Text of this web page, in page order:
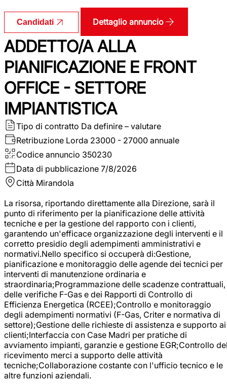
Candidati Dettaglio annuncio
ADDETTO/A ALLA
PIANIFICAZIONE E FRONT
OFFICE - SETTORE
IMPIANTISTICA
Tipo di contratto Da definire – valutare
Retribuzione Lorda 23000 - 27000 annuale
Codice annuncio 350230
Data di pubblicazione 7/8/2026
Città Mirandola
La risorsa, riportando direttamente alla Direzione, sarà il
punto di riferimento per la pianificazione delle attività
tecniche e per la gestione del rapporto con i clienti,
garantendo un'efficace organizzazione degli interventi e il
corretto presidio degli adempimenti amministrativi e
normativi.Nello specifico si occuperà di:Gestione,
pianificazione e monitoraggio delle agende dei tecnici per
interventi di manutenzione ordinaria e
straordinaria;Programmazione delle scadenze contrattuali,
delle verifiche F-Gas e dei Rapporti di Controllo di
Efficienza Energetica (RCEE);Controllo e monitoraggio
degli adempimenti normativi (F-Gas, Criter e normativa di
settore);Gestione delle richieste di assistenza e supporto ai
clienti;Interfaccia con Case Madri per pratiche di
avviamento impianti, garanzie e gestione EGR;Controllo
ricevimento merci a supporto delle attività
tecniche;Collaborazione costante con l'ufficio tecnico e le
altre funzioni aziendali.